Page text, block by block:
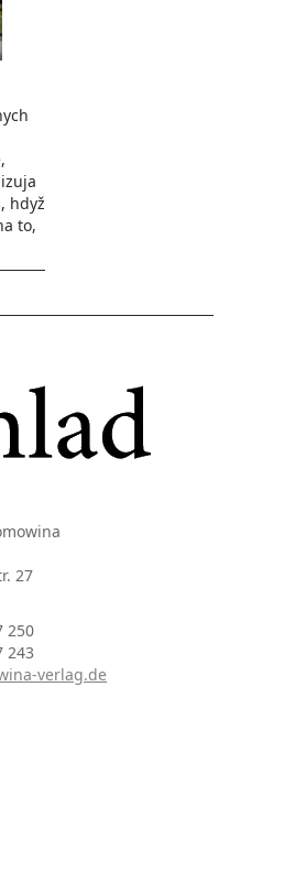
hdyž
to,
27
250
243
verlag.de